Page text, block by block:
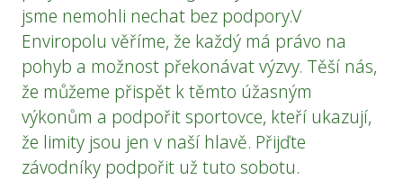
jsme nemohli nechat bez podpory.V
Enviropolu věříme, že každý má právo na
pohyb a možnost překonávat výzvy. Těší nás,
že můžeme přispět k těmto úžasným
výkonům a podpořit sportovce, kteří ukazují,
že limity jsou jen v naší hlavě. Přijďte
závodníky podpořit už tuto sobotu.